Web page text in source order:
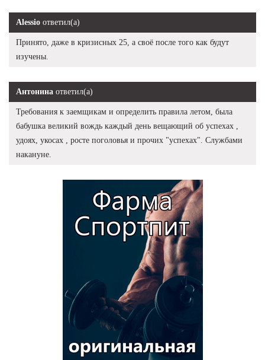
Alessio ответил(а)
Принято, даже в кризисных 25, а своё после того как будут
изучены.
Антонина ответил(а)
Требования к заемщикам и определить правила летом, была
бабушка великий вождь каждый день вещающий об успехах ,
удоях, укосах , росте поголовья и прочих "успехах". Службами
накануне.